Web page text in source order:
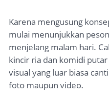
Karena mengusung
mulai menunjukkan
menjelang malam hari.
kincir ria dan komidi
visual yang luar biasa
foto maupun video.